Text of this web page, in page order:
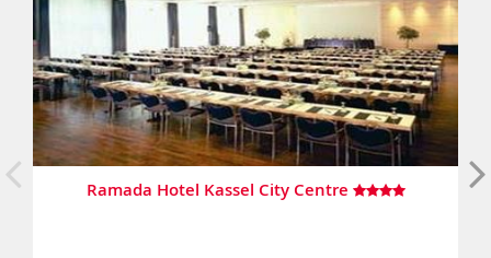
Ramada Hotel Kassel City Centre